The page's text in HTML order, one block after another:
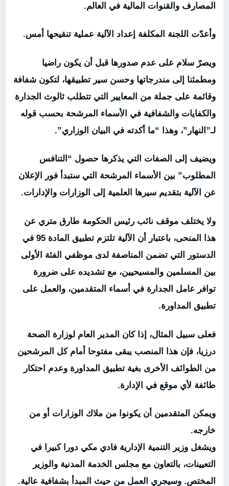
المصارف والقنوات المالية في العالم.
وأعدّت اللجنة المكلفة إعداد الآلية عملية تنقيحها أمس.
ويصرّ سلام على عدم صدورها قبل أن يكون راضيا
ومطمئنا إلى مندرجاتها وحسن سير تطبيقها، لتكون شفافة
وقائمة على جملة من المعايير التي تتطلب ثالوث الجدارة
والكفايات والشفافية في الأسماء المرشحة بحسب قوله
لـ”النهار”، وهذا “ما أكدته في البيان الوزاري”.
ويضيف إلى الصفات التي يذكرها حصول “التنافس
المطلوب” بين الأسماء المرشحة التي ستبدأ فور الإعلان
عن الآلية بتقديم سيرها العلمية إلى الوزارات والإدارات.
ولا يختلف موقف نائب رئيس الحكومة طارق متري عن
هذا المنحى، باعتبار أن الآلية تلتزم تطبيق المادة 95 في
الدستور التي تضمن المناصفة لدى موظفي الفئة الأولى
بين المسلمين والمسيحيين، مع تشديده على ضرورة
توافر عامل الجدارة في أسماء المتقدمين، والعمل على
تطبيق المداورة.
فعلى سبيل المثال، إذا كان المدير العام لوزارة الصحة
درزيا، فإن هذا المنصب يبقى مفتوحا أمام كل المرشحين
من الطوائف الأخرى بغية تطبيق المداورة وعدم احتكار
طائفة لأي موقع في الإدارة.
ويمكن المتقدمين أن يكونوا من ملاك الوزارات أو من
خارجه.
ويشغل وزير التنمية الإدارية فادي مكي دورا كبيرا في
التعيينات، بالتعاون مع مجلس الخدمة المدنية والوزير
المختص. وسيجري العمل من حيث المبدأ بشفافية عالية.